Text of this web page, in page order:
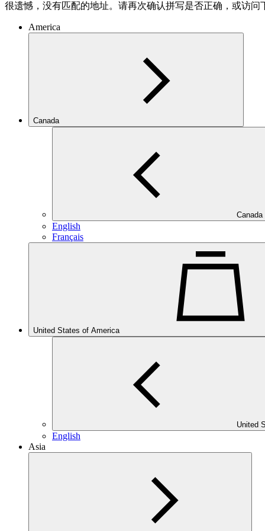
很遗憾，没有匹配的地址。请再次确认拼写是否正确，或访问
America
Canada
Canada
English
Français
United States of America
United
English
Asia